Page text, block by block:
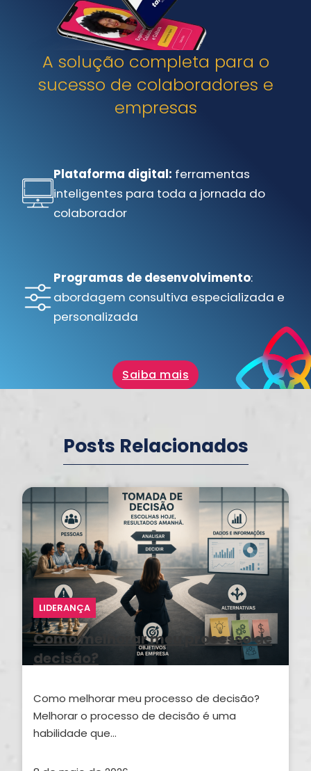
A solução completa para o
sucesso de colaboradores e
empresas
Plataforma digital: ferramentas
inteligentes para toda a jornada do
colaborador
Programas de desenvolvimento:
abordagem consultiva especializada e
personalizada
Saiba mais
Posts Relacionados
LIDERANÇA
Como melhorar meu processo de
decisão?
Como melhorar meu processo de decisão?
Melhorar o processo de decisão é uma
habilidade que…